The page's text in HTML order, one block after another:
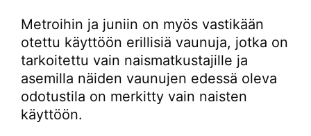
Metroihin ja juniin on myös vastikään
otettu käyttöön erillisiä vaunuja, jotka on
tarkoitettu vain naismatkustajille ja
asemilla näiden vaunujen edessä oleva
odotustila on merkitty vain naisten
käyttöön.